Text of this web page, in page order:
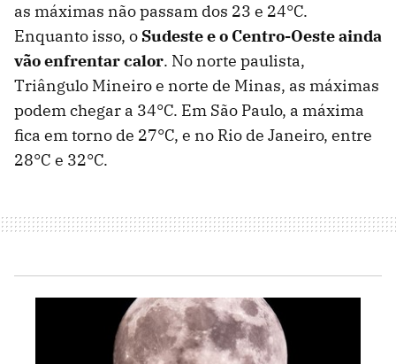
as máximas não passam dos 23 e 24°C.
Enquanto isso, o Sudeste e o Centro-Oeste ainda
vão enfrentar calor. No norte paulista,
Triângulo Mineiro e norte de Minas, as máximas
podem chegar a 34°C. Em São Paulo, a máxima
fica em torno de 27°C, e no Rio de Janeiro, entre
28°C e 32°C.